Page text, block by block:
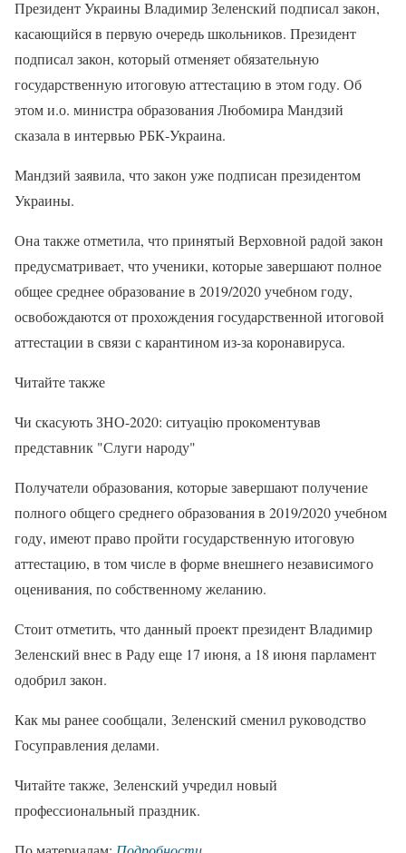
Президент Украины Владимир Зеленский подписал закон,
касающийся в первую очередь школьников. Президент
подписал закон, который отменяет обязательную
государственную итоговую аттестацию в этом году. Об
этом и.о. министра образования Любомира Мандзий
сказала в интервью РБК-Украина.
Мандзий заявила, что закон уже подписан президентом
Украины.
Она также отметила, что принятый Верховной радой закон
предусматривает, что ученики, которые завершают полное
общее среднее образование в 2019/2020 учебном году,
освобождаются от прохождения государственной итоговой
аттестации в связи с карантином из-за коронавируса.
Читайте также
Чи скасують ЗНО-2020: ситуацію прокоментував
представник "Слуги народу"
Получатели образования, которые завершают получение
полного общего среднего образования в 2019/2020 учебном
году, имеют право пройти государственную итоговую
аттестацию, в том числе в форме внешнего независимого
оценивания, по собственному желанию.
Стоит отметить, что данный проект президент Владимир
Зеленский внес в Раду еще 17 июня, а 18 июня парламент
одобрил закон.
Как мы ранее сообщали, Зеленский сменил руководство
Госуправления делами.
Читайте также, Зеленский учредил новый
профессиональный праздник.